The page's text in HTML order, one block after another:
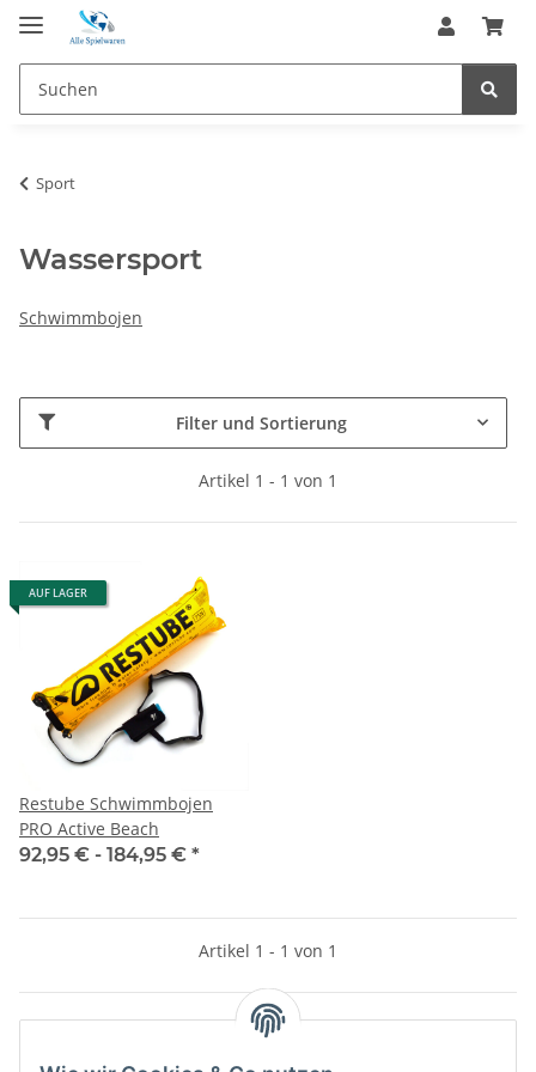
Sport
Wassersport
Schwimmbojen
Filter und Sortierung
Artikel 1 - 1 von 1
AUF LAGER
Restube Schwimmbojen
PRO Active Beach
92,95 € - 184,95 € *
Artikel 1 - 1 von 1